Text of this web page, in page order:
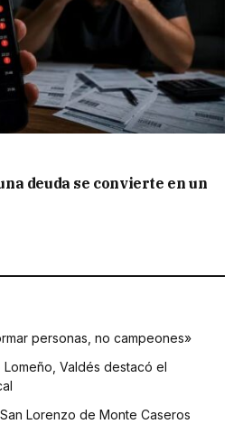
deuda se convierte en un
personas, no campeones»
Valdés destacó el
Lorenzo de Monte Caseros